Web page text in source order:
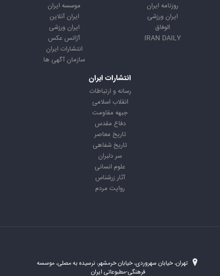
روزنامه ایران
ایران ورزشی
الوفاق
IRAN DAILY
موسسه ایران
ایران آنلاین
ایران ورزشی
آژانس عکس
انتشارات ایران
سازمان آگهی ها
انتشارات ایران
رسانه و ارتباطات
انقلاب اسلامی
جبهه مقاومت
دفاع مقدس
تاریخ معاصر
تاریخ شفاهی
سر دلبران
علوم انسانی
آثار زرشناس
روایت مردم
تهران، خیابان سهروردی، خیابان خرمشهر، نرسیده به مصلی، موسسه
فرهنگی-مطبوعاتی ایران